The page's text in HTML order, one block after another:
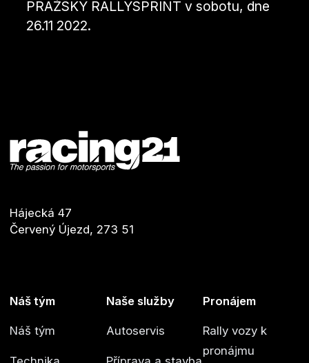
PRAŽSKÝ RALLYSPRINT v sobotu, dne
26.11 2022.
Hájecká 47
Červený Újezd, 273 51
Náš tým
Náš tým
Naše služby
Autoservis
Pronájem
Rally vozy k
pronájmu